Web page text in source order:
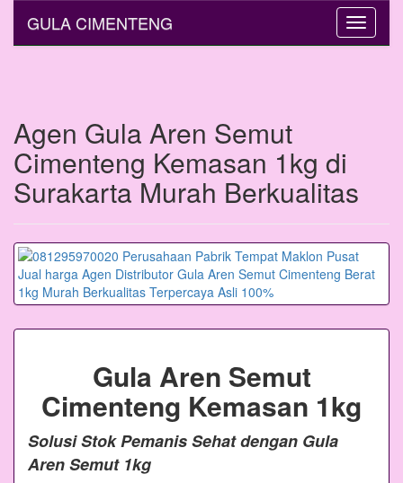
Toggle
GULA CIMENTENG
Agen Gula Aren Semut
Cimenteng Kemasan 1kg di
Surakarta Murah Berkualitas
Gula Aren Semut
Cimenteng Kemasan 1kg
Solusi Stok Pemanis Sehat dengan Gula
Aren Semut 1kg